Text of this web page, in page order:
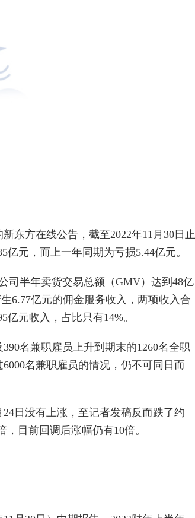
东方在线公告，截至2022年11月30日止
元，而上一年同期为亏损5.44亿元。
司半年卖货交易总额（GMV）达到48亿
6.77亿元的佣金服务收入，两项收入合
元收入，占比只有14%。
名兼职雇员上升到期末的1260名全职
名兼职雇员的情况，仍不可同日而
日没有上涨，至记者发稿反而跌了约
目前回调后涨幅仍有10倍。